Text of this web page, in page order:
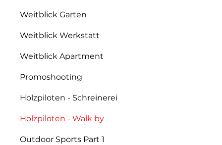
Weitblick Garten
Weitblick Werkstatt
Weitblick Apartment
Promoshooting
Holzpiloten - Schreinerei
Holzpiloten - Walk by
Outdoor Sports Part 1